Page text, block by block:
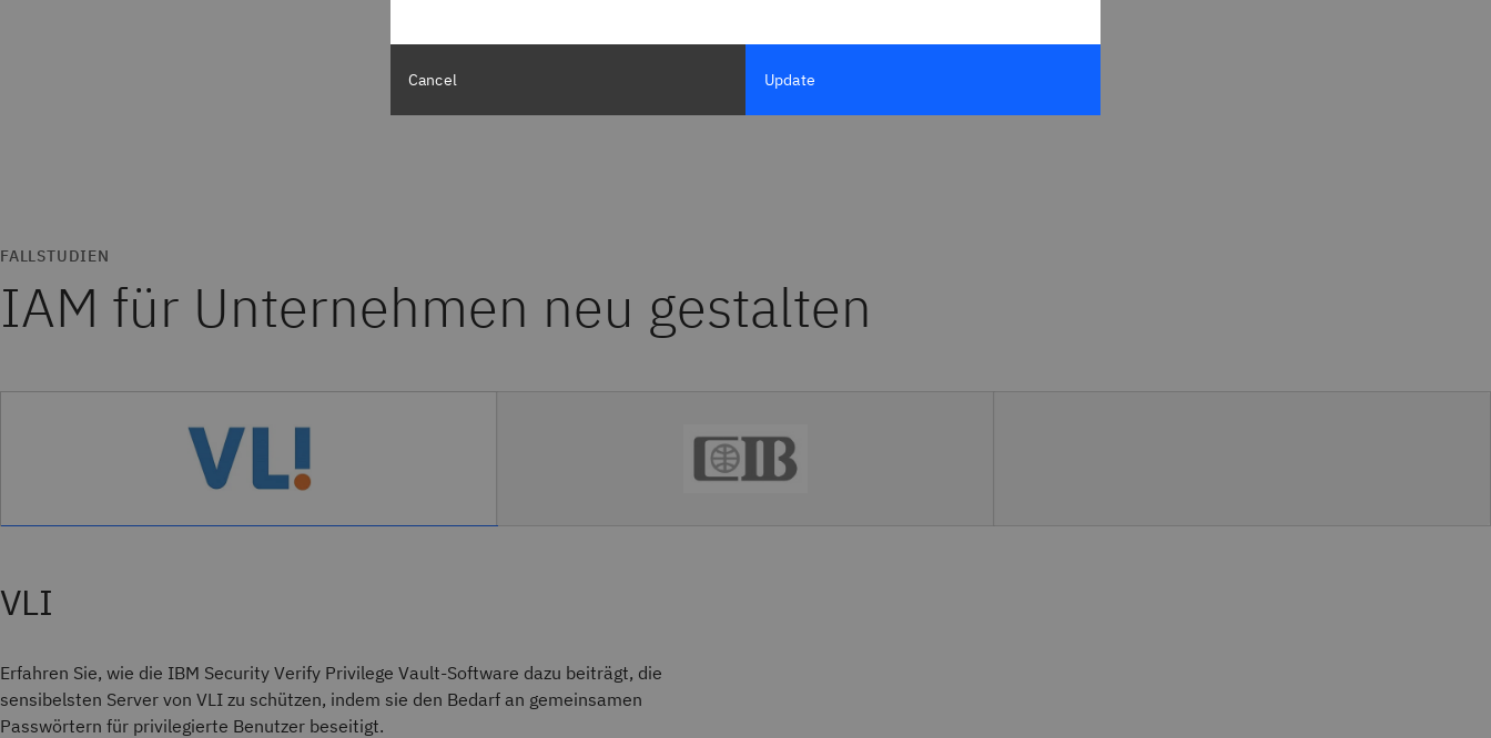
FALLSTUDIEN
IAM für Unternehmen neu gestalten
VLI
Erfahren Sie, wie die IBM Security Verify Privilege Vault-Software dazu beiträgt, die
sensibelsten Server von VLI zu schützen, indem sie den Bedarf an gemeinsamen
Passwörtern für privilegierte Benutzer beseitigt.
Cancel Update